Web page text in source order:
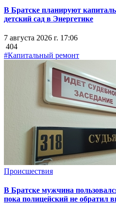
В Братске планируют
детский сад в Энергетике
7 августа 2026 г. 17:06
404
#Капитальный ремонт
Происшествия
В Братске мужчина
пока полицейский не обратил